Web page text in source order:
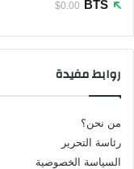
BTS
$0.00
روابط مفيدة
من نحن؟
رئاسة التحرير
السياسة الخصوصية